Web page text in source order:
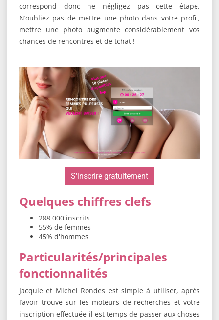
correspond donc ne négligez pas cette étape.
N’oubliez pas de mettre une photo dans votre profil,
mettre une photo augmente considérablement vos
chances de rencontres et de tchat !
S'inscrire gratuitement
Quelques chiffres clefs
288 000 inscrits
55% de femmes
45% d'hommes
Particularités/principales
fonctionnalités
Jacquie et Michel Rondes est simple à utiliser, après
l’avoir trouvé sur les moteurs de recherches et votre
inscription effectuée il est temps de passer aux choses